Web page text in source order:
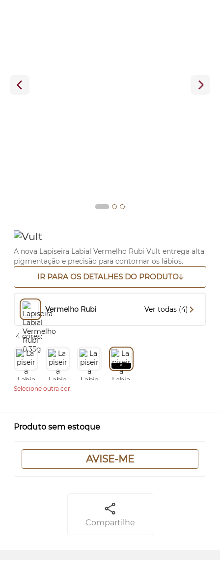
A nova Lapiseira Labial Vermelho Rubi Vult entrega alta
pigmentação e precisão para contornar os lábios.
IR PARA OS DETALHES DO PRODUTO
Vermelho Rubi Ver todas (4)
4 cores:
Selecione outra cor.
Produto sem estoque
AVISE-ME
Compartilhe